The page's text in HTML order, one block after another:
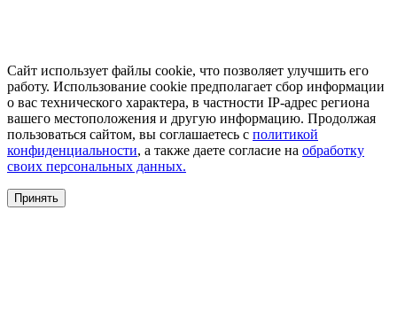
Сайт использует файлы cookie, что позволяет улучшить его
работу. Использование cookie предполагает сбор информации
о вас технического характера, в частности IP-адрес региона
вашего местоположения и другую информацию. Продолжая
пользоваться сайтом, вы соглашаетесь с политикой
конфиденциальности, а также даете согласие на обработку
своих персональных данных.
Принять